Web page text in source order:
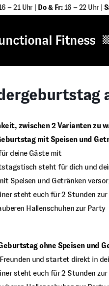
– 21 Uhr | Do & Fr: 16 – 22 Uhr |
Fitness
zwischen 2 Varianten zu
mit Speisen und
deine Gäste mit
steht für dich und
Speisen und Getränken
steht euch für 2 Stunden
Hallenschuhen zur Party
ohne Speisen und
und startet direkt in
steht euch für 2 Stunden